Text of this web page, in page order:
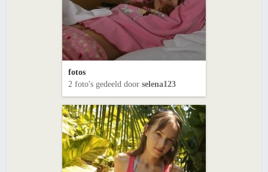
fotos
2 foto's gedeeld door selena123